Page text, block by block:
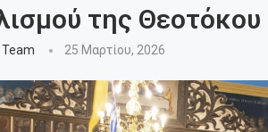
της Θεοτόκου
25 Μαρτίου, 2026